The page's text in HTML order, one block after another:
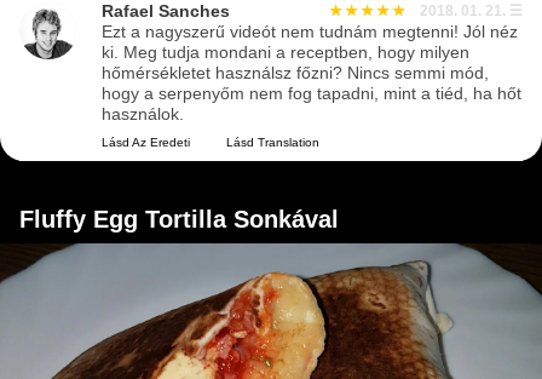
Rafael Sanches 2018. 01. 21. ☰
Ezt a nagyszerű videót nem tudnám megtenni! Jól néz
ki. Meg tudja mondani a receptben, hogy milyen
hőmérsékletet használsz főzni? Nincs semmi mód,
hogy a serpenyőm nem fog tapadni, mint a tiéd, ha hőt
használok.
Lásd Az Eredeti Lásd Translation
Fluffy Egg Tortilla Sonkával